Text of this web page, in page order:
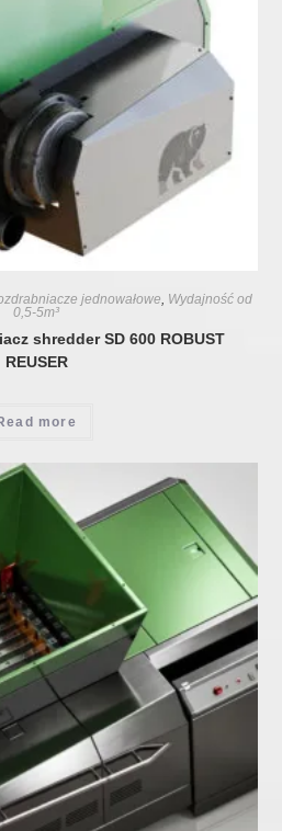
jednowałowe, Wydajność od
0,5-5m³
shredder SD 600 ROBUST
REUSER
more